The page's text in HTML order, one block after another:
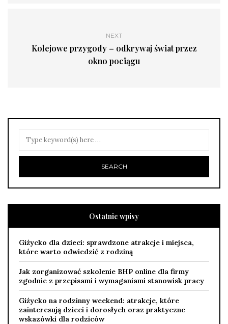
NEXT
Kolejowe przygody – odkrywaj świat przez
okno pociągu
Ostatnie wpisy
Giżycko dla dzieci: sprawdzone atrakcje i miejsca,
które warto odwiedzić z rodziną
Jak zorganizować szkolenie BHP online dla firmy
zgodnie z przepisami i wymaganiami stanowisk pracy
Giżycko na rodzinny weekend: atrakcje, które
zainteresują dzieci i dorosłych oraz praktyczne
wskazówki dla rodziców